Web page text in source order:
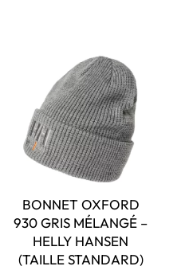
BONNET OXFORD
930 GRIS MÉLANGÉ –
HELLY HANSEN
(TAILLE STANDARD)